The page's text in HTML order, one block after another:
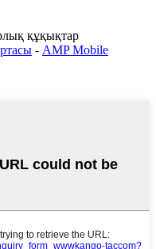
құқықтар
- AMP Mobile